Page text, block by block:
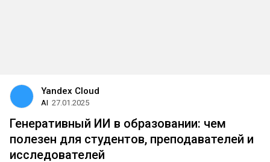
Yandex Cloud
AI 27.01.2025
Генеративный ИИ в образовании: чем
полезен для студентов, преподавателей и
исследователей